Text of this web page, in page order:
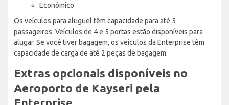
Econômico
Os veículos para aluguel têm capacidade para até 5
passageiros. Veículos de 4 e 5 portas estão disponíveis para
alugar. Se você tiver bagagem, os veículos da Enterprise têm
capacidade de carga de até 2 peças de bagagem.
Extras opcionais disponíveis no
Aeroporto de Kayseri pela